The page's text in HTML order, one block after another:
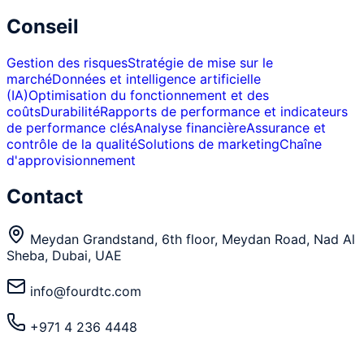
Conseil
Gestion des risquesStratégie de mise sur le
marchéDonnées et intelligence artificielle
(IA)Optimisation du fonctionnement et des
coûtsDurabilitéRapports de performance et indicateurs
de performance clésAnalyse financièreAssurance et
contrôle de la qualitéSolutions de marketingChaîne
d'approvisionnement
Contact
Meydan Grandstand, 6th floor, Meydan Road, Nad Al
Sheba, Dubai, UAE
info@fourdtc.com
+971 4 236 4448